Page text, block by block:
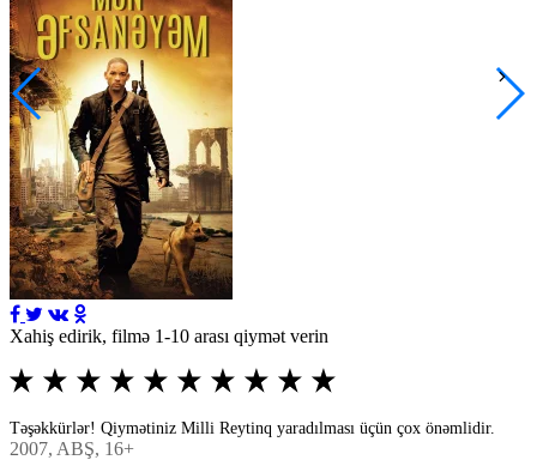
Xahiş edirik, filmə 1-10 arası qiymət verin
Təşəkkürlər! Qiymətiniz Milli Reytinq yaradılması üçün çox önəmlidir.
2007, ABŞ, 16+